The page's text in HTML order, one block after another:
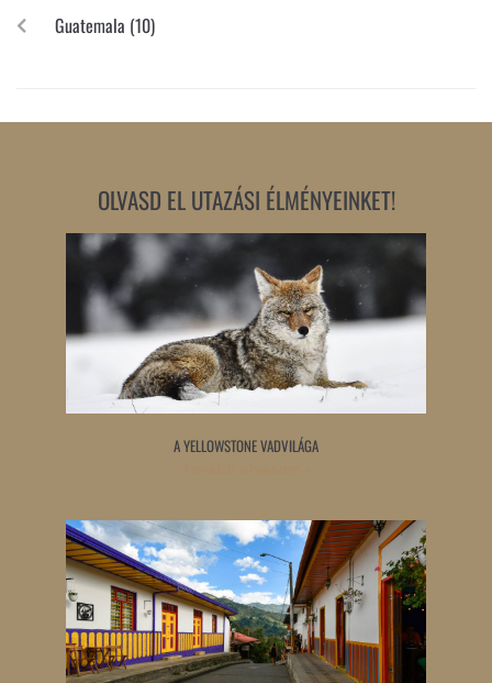
Guatemala (10)
OLVASD EL UTAZÁSI ÉLMÉNYEINKET!
A YELLOWSTONE VADVILÁGA